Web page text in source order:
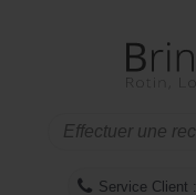
Service Client :